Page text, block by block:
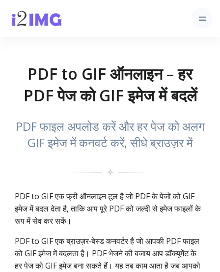
PDF to GIF ऑनलाइन – हर
PDF पेज को GIF इमेज में बदलें
PDF फाइल अपलोड करें और हर पेज को अलग
GIF इमेज में कनवर्ट करें, सीधे ब्राउज़र में
✧
PDF to GIF एक फ्री ऑनलाइन टूल है जो PDF के पेजों को GIF
इमेज में बदल देता है, ताकि आप पूरे PDF को जल्दी से इमेज फाइलों के
रूप में सेव कर सकें।
PDF to GIF एक ब्राउज़र‑बेस्ड कनवर्टर है जो आपकी PDF फाइल
को GIF इमेज में बदलता है। PDF भेजने की बजाय आप डॉक्यूमेंट के
हर पेज को GIF इमेज बना सकते हैं। यह तब काम आता है जब आपको